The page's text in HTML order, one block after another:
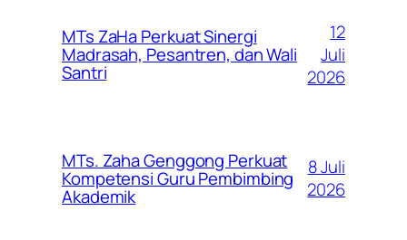
MTs ZaHa Perkuat Sinergi
Madrasah, Pesantren, dan Wali
Santri
12
Juli
2026
MTs. Zaha Genggong Perkuat
Kompetensi Guru Pembimbing
Akademik
8 Juli
2026